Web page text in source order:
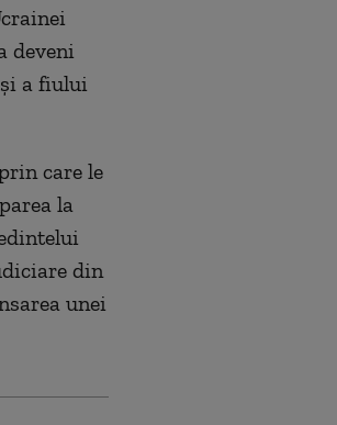
deveni
a fiului
care le
la
din
unei